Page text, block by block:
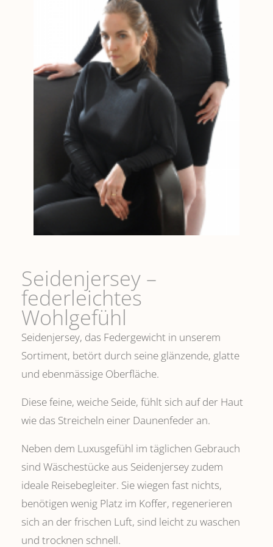
Seidenjersey –
federleichtes
Wohlgefühl
Seidenjersey, das Federgewicht in unserem
Sortiment, betört durch seine glänzende, glatte
und ebenmässige Oberfläche.
Diese feine, weiche Seide, fühlt sich auf der Haut
wie das Streicheln einer Daunenfeder an.
Neben dem Luxusgefühl im täglichen Gebrauch
sind Wäschestücke aus Seidenjersey zudem
ideale Reisebegleiter. Sie wiegen fast nichts,
benötigen wenig Platz im Koffer, regenerieren
sich an der frischen Luft, sind leicht zu waschen
und trocknen schnell.